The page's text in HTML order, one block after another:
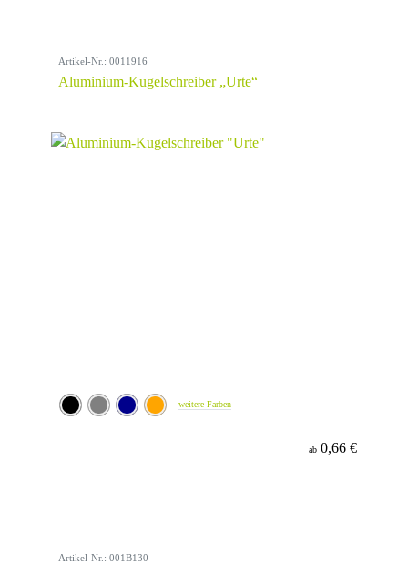
Artikel-Nr.: 0011916
Aluminium-Kugelschreiber „Urte“
weitere Farben
ab 0,66 €
Artikel-Nr.: 001B130